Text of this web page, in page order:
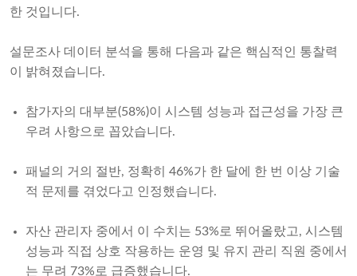
한 것입니다.
설문조사 데이터 분석을 통해 다음과 같은 핵심적인 통찰력
이 밝혀졌습니다.
참가자의 대부분(58%)이 시스템 성능과 접근성을 가장 큰
우려 사항으로 꼽았습니다.
패널의 거의 절반, 정확히 46%가 한 달에 한 번 이상 기술
적 문제를 겪었다고 인정했습니다.
자산 관리자 중에서 이 수치는 53%로 뛰어올랐고, 시스템
성능과 직접 상호 작용하는 운영 및 유지 관리 직원 중에서
는 무려 73%로 급증했습니다.